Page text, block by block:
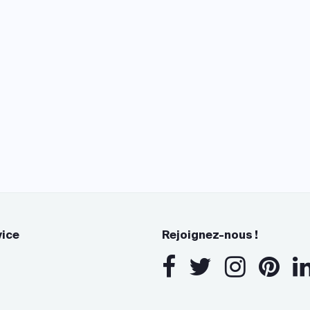
de confidentialité, en garantissant la conformité avec
Rejoignez-nous !